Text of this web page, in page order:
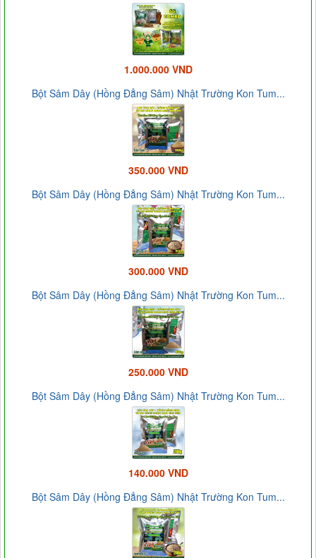
1.000.000 VND
Bột Sâm Dây (Hồng Đẳng Sâm) Nhật Trường Kon Tum...
350.000 VND
Bột Sâm Dây (Hồng Đẳng Sâm) Nhật Trường Kon Tum...
300.000 VND
Bột Sâm Dây (Hồng Đẳng Sâm) Nhật Trường Kon Tum...
250.000 VND
Bột Sâm Dây (Hồng Đẳng Sâm) Nhật Trường Kon Tum...
140.000 VND
Bột Sâm Dây (Hồng Đẳng Sâm) Nhật Trường Kon Tum...